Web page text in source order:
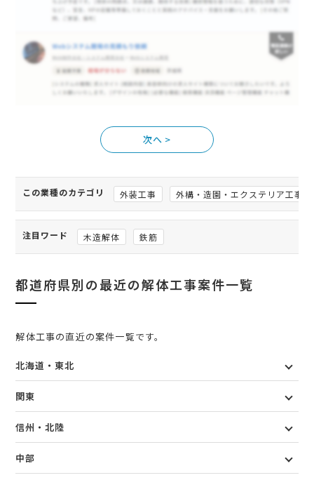
>
この業種のカテゴリ 外装工事 外構・造園・エクステリア工事
注目ワード 木造解体 鉄筋
都道府県別の最近の解体工事案件一覧
解体工事の直近の案件一覧です。
北海道・東北
関東
信州・北陸
中部